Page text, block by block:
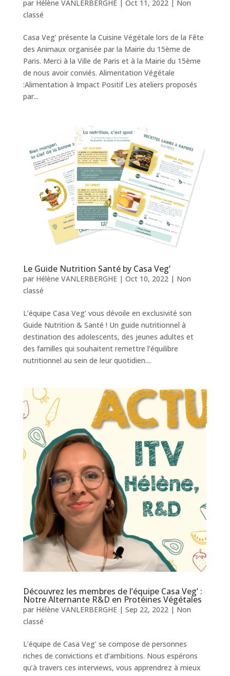
par Hélène VANLERBERGHE| Oct 11, 2022| Non
classé
Casa Veg’ présente la Cuisine Végétale lors de la Fête
des Animaux organisée par la Mairie du 15ème de
Paris. Merci à la Ville de Paris et à la Mairie du 15ème
de nous avoir conviés. Alimentation Végétale
:Alimentation à Impact Positif Les ateliers proposés
par...
Le Guide Nutrition Santé by Casa Veg’
par Hélène VANLERBERGHE| Oct 10, 2022| Non
classé
L’équipe Casa Veg’ vous dévoile en exclusivité son
Guide Nutrition & Santé ! Un guide nutritionnel à
destination des adolescents, des jeunes adultes et
des familles qui souhaitent remettre l’équilibre
nutritionnel au sein de leur quotidien....
Découvrez les membres de l’équipe Casa Veg’ :
Notre Alternante R&D en Protéines Végétales
par Hélène VANLERBERGHE| Sep 22, 2022| Non
classé
L’équipe de Casa Veg’ se compose de personnes
riches de convictions et d’ambitions. Nous espérons
qu’à travers ces interviews, vous apprendrez à mieux